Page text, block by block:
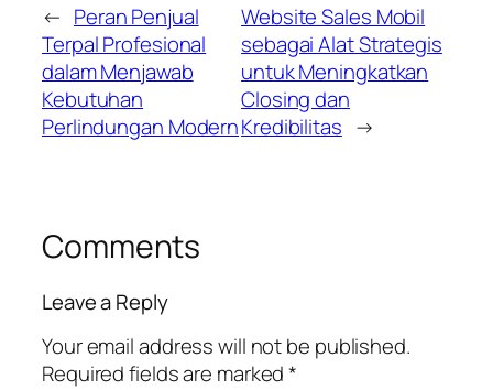
← Peran Penjual
Terpal Profesional
dalam Menjawab
Kebutuhan
Perlindungan Modern
Website Sales Mobil
sebagai Alat Strategis
untuk Meningkatkan
Closing dan
Kredibilitas →
Comments
Leave a Reply
Your email address will not be published.
Required fields are marked*